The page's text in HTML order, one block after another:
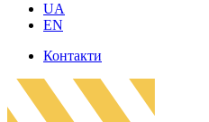
UA
EN
Контакти